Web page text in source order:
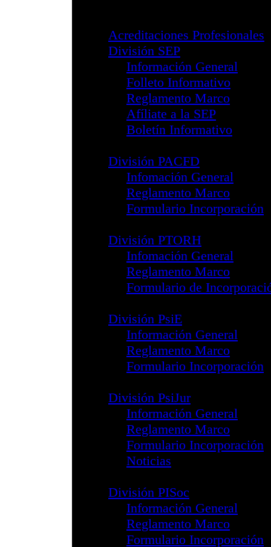
Ley de
Estatutos del
Comisión
Comisión de Test
Grupo de
Profesional
Acreditaciones
División SEP
Información
Folleto
Reglamento
Boletín
División PACFD
Infomación
Reglamento
Formulario
División PTORH
Infomación
Reglamento
Formulario